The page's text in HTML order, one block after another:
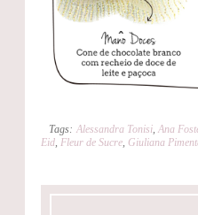
Tags: Alessandra Tonisi,Ana
Eid, Fleur de Sucre, Giuliana